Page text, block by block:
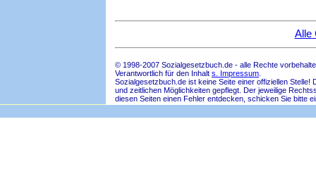
Alle
© 1998-2007 Sozialgesetzbuch.de - alle Rechte
Verantwortlich für den Inhalt s. Impressum
Sozialgesetzbuch.de ist keine Seite einer offiziellen
und zeitlichen Möglichkeiten gepflegt. Der jeweilige
diesen Seiten einen Fehler entdecken, schicken Sie bitte